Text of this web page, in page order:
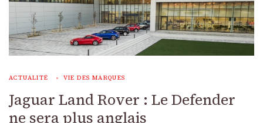
ACTUALITÉ VIE DES MARQUES
Jaguar Land Rover : Le Defender
ne sera plus anglais